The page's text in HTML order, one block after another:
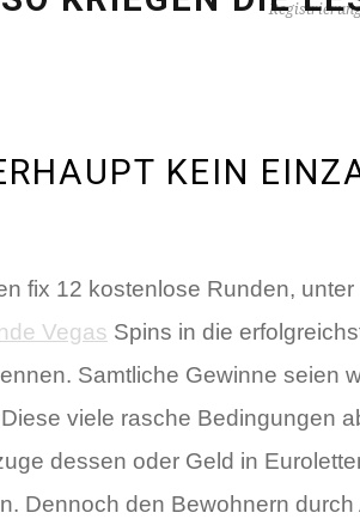
KEIN
fix 12 kostenlose Runden,
Vegas Spins in die
Samtliche Gewinne seien
viele rasche Bedingungen
dessen oder Geld in
Dennoch den Bewohnern